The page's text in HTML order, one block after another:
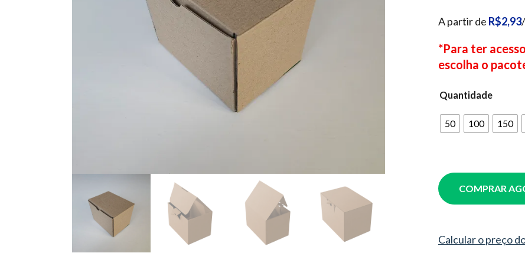
A partir de R$2,93
*Para ter
escolha o
Quantidade
50 100 150
COMPRAR
Calcular o preço